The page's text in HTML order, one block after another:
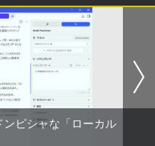
feat. Flo Milli, ATL Jacob
ラベルレス 500ml ×24本
ナジウム含有 水 ミネラル
ボトル 静岡県産 500ミリリ
」(22) (角川コミックス・
ポイント10倍 お買い物マ
11★【2031年6月までO
Chromebook C
SC7180 メモリ
ChromeOS 中古
PC【送料無料】【1年保
Lenovo | ThinkCentre M
| デスクトップ
代 | Core i5 7400 3.0
I-O DATA☆LCD-MF24
ター 23.8インチ ワイド
ーカー搭載 [23.8インチ]
VGA/ DVI-D/ 中古
古モニター /24型 ワイド
ケ月保証】
ウ 子ども版1 おかしな
ひみつの教え [ 水野敬
作品4冊セット 小冊子
ンピシャな「ローカル